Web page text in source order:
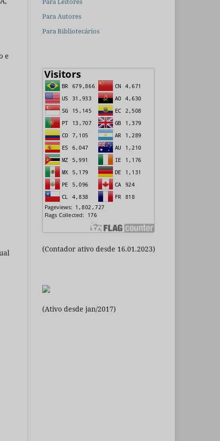
e
Para Autores
Para Bibliotecários
(Contador ativo desde 16.01.2023)
(Ativo desde jan/2017)